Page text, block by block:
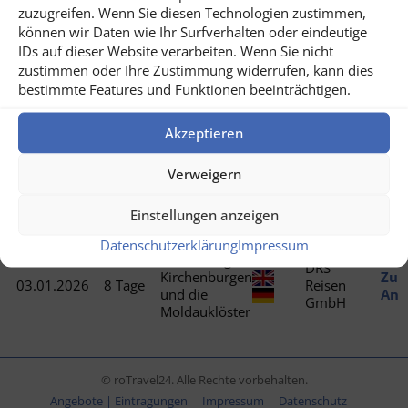
zuzugreifen. Wenn Sie diesen Technologien zustimmen,
können wir Daten wie Ihr Surfverhalten oder eindeutige
IDs auf dieser Website verarbeiten. Wenn Sie nicht
zustimmen oder Ihre Zustimmung widerrufen, kann dies
bestimmte Features und Funktionen beeinträchtigen.
Akzeptieren
Verweigern
Einstellungen anzeigen
DatenschutzerklärungImpressum
Beginn Dauer
Name /
Beschreibung
der Reise
Anbieter
Das Beste von
Rumänien
DRS
Banat,
und die
Walachei
03.01.2026 8 Tage
Siebenbürgen,
Kirchenburgen
und die
Moldauklöster
DRS
Reisen
GmbH
© roTravel24. Alle Rechte vorbehalten.
Angebote | Eintragungen
Impressum Datenschutz